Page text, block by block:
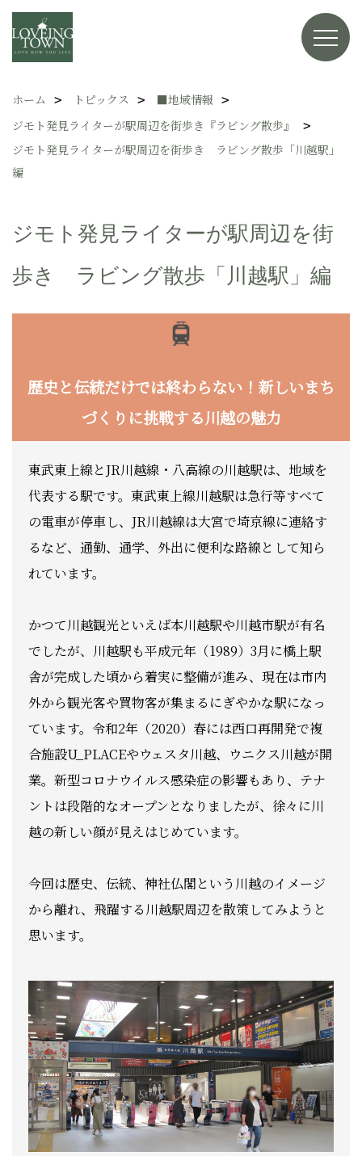
ホーム トピックス
■地域情報
ジモト発見ライターが駅周辺を街歩き『ラビング散歩』
ジモト発見ライターが駅周辺を街歩き ラビング散歩「川越駅」
編
ジモト発見ライターが駅周辺を街
歩き ラビング散歩「川越駅」編
歴史と伝統だけでは終わらない！新しいまち
づくりに挑戦する川越の魅力
東武東上線とJR川越線・八高線の川越駅は、地域を
代表する駅です。東武東上線川越駅は急行等すべて
の電車が停車し、JR川越線は大宮で埼京線に連絡す
るなど、通勤、通学、外出に便利な路線として知ら
れています。
かつて川越観光といえば本川越駅や川越市駅が有名
でしたが、川越駅も平成元年（1989）3月に橋上駅
舎が完成した頃から着実に整備が進み、現在は市内
外から観光客や買物客が集まるにぎやかな駅になっ
ています。令和2年（2020）春には西口再開発で複
合施設U_PLACEやウェスタ川越、ウニクス川越が開
業。新型コロナウイルス感染症の影響もあり、テナ
ントは段階的なオープンとなりましたが、徐々に川
越の新しい顔が見えはじめています。
今回は歴史、伝統、神社仏閣という川越のイメージ
から離れ、飛躍する川越駅周辺を散策してみようと
思います。